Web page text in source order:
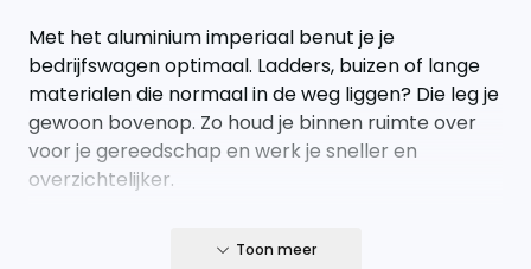
Met het aluminium imperiaal benut je je
bedrijfswagen optimaal. Ladders, buizen of lange
materialen die normaal in de weg liggen? Die leg je
gewoon bovenop. Zo houd je binnen ruimte over
voor je gereedschap en werk je sneller en
overzichtelijker.
Geen gedoe, gewoon een sterke oplossing die
Toon meer